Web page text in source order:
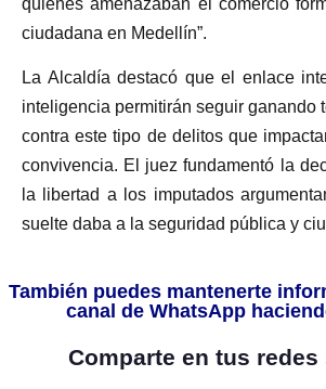
ciudadana en Medellín”.
La Alcaldía destacó que el enlace
inteligencia permitirán seguir ganando
contra este tipo de delitos que
convivencia. El juez fundamentó la
la libertad a los imputados
suelte daba a la seguridad pública y
También puedes mantenerte
canal de WhatsApp
Comparte en tus